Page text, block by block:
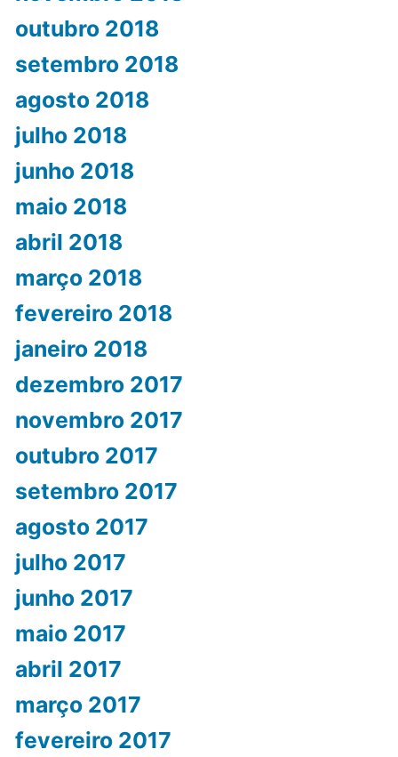
outubro 2018
setembro 2018
agosto 2018
julho 2018
junho 2018
maio 2018
abril 2018
março 2018
fevereiro 2018
janeiro 2018
dezembro 2017
novembro 2017
outubro 2017
setembro 2017
agosto 2017
julho 2017
junho 2017
maio 2017
abril 2017
março 2017
fevereiro 2017